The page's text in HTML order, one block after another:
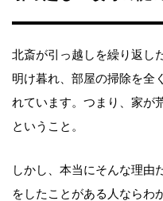
北斎が引っ越しを繰り返し
明け暮れ、部屋の掃除を全
れています。つまり、家が
ということ。
しかし、本当にそんな理
をしたことがある人ならわ